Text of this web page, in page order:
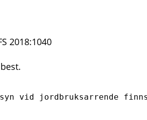
2018:1040
syn vid jordbruksarrende